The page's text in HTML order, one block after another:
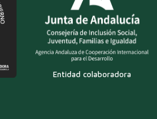
Entidad colaboradora